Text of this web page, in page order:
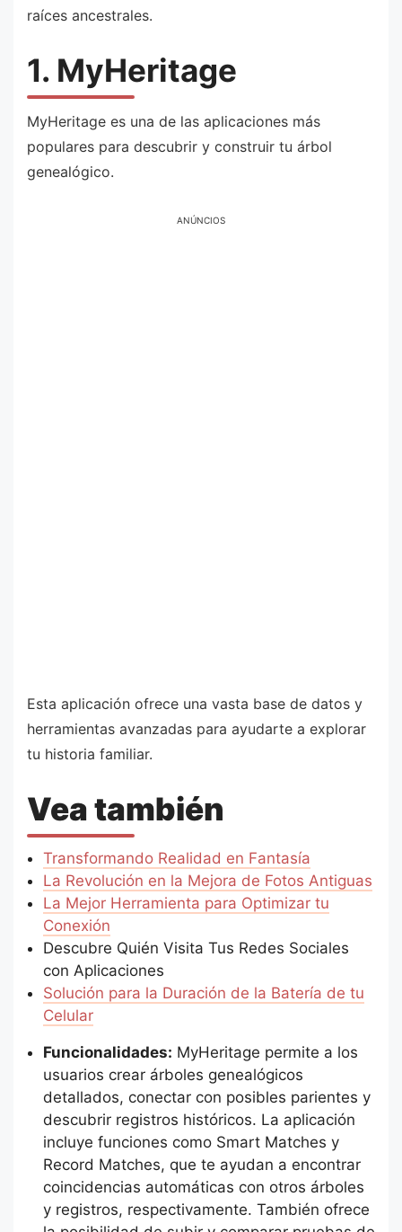
raíces ancestrales.
1. MyHeritage
MyHeritage es una de las aplicaciones más
populares para descubrir y construir tu árbol
genealógico.
ANÚNCIOS
Esta aplicación ofrece una vasta base de datos y
herramientas avanzadas para ayudarte a explorar
tu historia familiar.
Vea también
Transformando Realidad en Fantasía
La Revolución en la Mejora de Fotos Antiguas
La Mejor Herramienta para Optimizar tu
Conexión
Descubre Quién Visita Tus Redes Sociales
con Aplicaciones
Solución para la Duración de la Batería de tu
Celular
Funcionalidades: MyHeritage permite a los
usuarios crear árboles genealógicos
detallados, conectar con posibles parientes y
descubrir registros históricos. La aplicación
incluye funciones como Smart Matches y
Record Matches, que te ayudan a encontrar
coincidencias automáticas con otros árboles
y registros, respectivamente. También ofrece